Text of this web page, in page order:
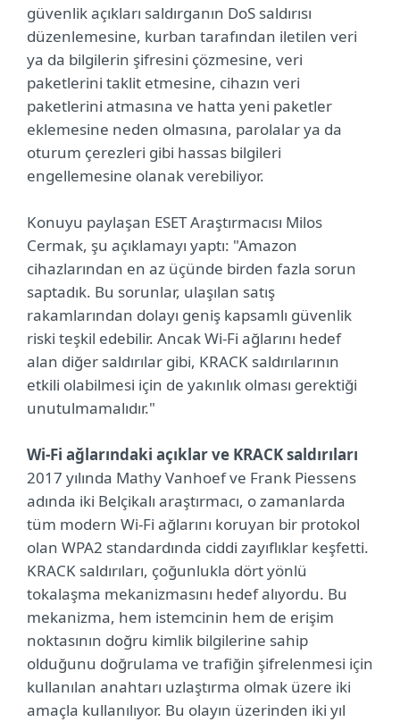
güvenlik açıkları saldırganın DoS saldırısı
düzenlemesine, kurban tarafından iletilen veri
ya da bilgilerin şifresini çözmesine, veri
paketlerini taklit etmesine, cihazın veri
paketlerini atmasına ve hatta yeni paketler
eklemesine neden olmasına, parolalar ya da
oturum çerezleri gibi hassas bilgileri
engellemesine olanak verebiliyor.
Konuyu paylaşan ESET Araştırmacısı Milos
Cermak, şu açıklamayı yaptı: "Amazon
cihazlarından en az üçünde birden fazla sorun
saptadık. Bu sorunlar, ulaşılan satış
rakamlarından dolayı geniş kapsamlı güvenlik
riski teşkil edebilir. Ancak Wi-Fi ağlarını hedef
alan diğer saldırılar gibi, KRACK saldırılarının
etkili olabilmesi için de yakınlık olması gerektiği
unutulmamalıdır."
Wi-Fi ağlarındaki açıklar ve KRACK saldırıları
2017 yılında Mathy Vanhoef ve Frank Piessens
adında iki Belçikalı araştırmacı, o zamanlarda
tüm modern Wi-Fi ağlarını koruyan bir protokol
olan WPA2 standardında ciddi zayıflıklar keşfetti.
KRACK saldırıları, çoğunlukla dört yönlü
tokalaşma mekanizmasını hedef alıyordu. Bu
mekanizma, hem istemcinin hem de erişim
noktasının doğru kimlik bilgilerine sahip
olduğunu doğrulama ve trafiğin şifrelenmesi için
kullanılan anahtarı uzlaştırma olmak üzere iki
amaçla kullanılıyor. Bu olayın üzerinden iki yıl